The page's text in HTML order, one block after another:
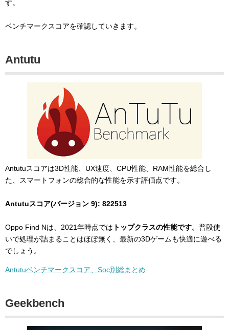
す。
ベンチマークスコアを確認していきます。
Antutu
Antutuスコアは3D性能、UX速度、CPU性能、RAM性能を総合し
た、スマートフォンの総合的な性能を示す評価点です。
Antutuスコア(バージョン 9): 822513
Oppo Find Nは、2021年時点では トップクラスの性能です。 普段使
いで処理が詰まることはほぼ無く、最新の3Dゲームも快適に遊べる
でしょう。
Antutuベンチマークスコア、Soc別総まとめ
Geekbench